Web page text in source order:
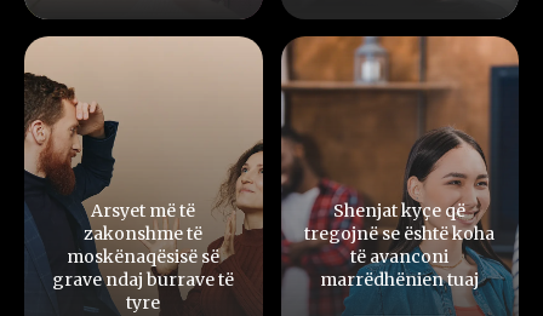
Arsyet më të
zakonshme të
moskënaqësisë së
grave ndaj burrave të
tyre
Shenjat kyçe që
tregojnë se është koha
të avanconi
marrëdhënien tuaj